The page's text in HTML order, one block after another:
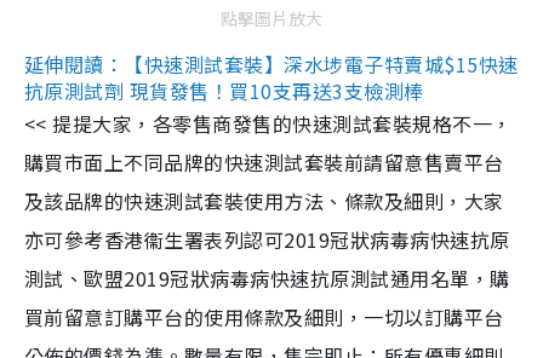
點擊圖片放大
延伸閱讀：【快速測試套裝】深水埗電子特賣城$15快速
抗原測試劑 現貨發售！買10支再送3支檢測棒
<< 提提大家，各零售商發售的快速測試套裝規格不一，
購買市面上不同品牌的快速測試套裝前請留意售賣平台
及該品牌的快速測試套裝使用方法、條款及細則，大家
亦可參考香港衞生署表列認可2019冠狀病毒病快速抗原
測試、歐盟2019冠狀病毒病快速抗原測試通用名單，購
買前留意訂購平台的使用條款及細則，一切以訂購平台